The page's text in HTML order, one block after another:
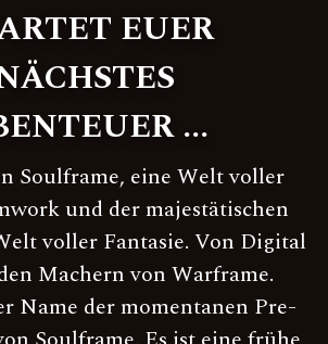
EUER
...
Soulframe, eine Welt voller
und der majestätischen
voller Fantasie. Von Digital
Machern von Warframe.
Name der momentanen Pre-